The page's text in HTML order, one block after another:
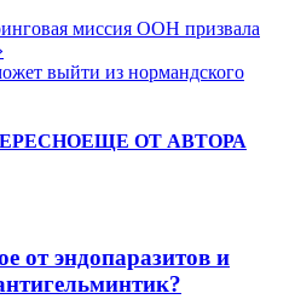
миссия ООН призвала
выйти из нормандского
ЕЩЕ ОТ АВТОРА
от эндопаразитов и